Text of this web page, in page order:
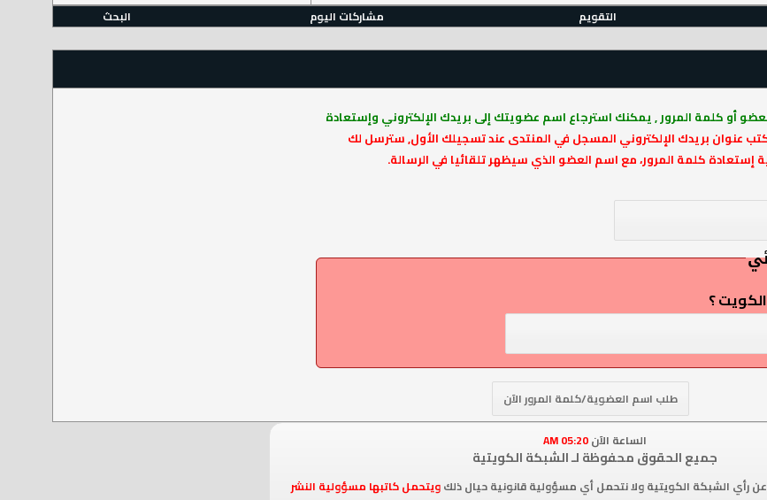
التقويم مشاركات اليوم البحث
أو كلمة المرور , يمكنك استرجاع اسم عضويتك إلى بريدك الإلكتروني وإستعادة
عنوان بريدك الإلكتروني المسجل في المنتدى عند تسجيلك الأول, سترسل لك
إستعادة كلمة المرور، مع اسم العضو الذي سيظهر تلقائيا في الرسالة.
؟
الساعة الآن05:20 AM
جميع الحقوق محفوظة لـ الشبكة الكويتية
عن رأي الشبكة الكويتية ولا نتحمل أي مسؤولية قانونية حيال ذلكويتحمل كاتبها مسؤولية النشر